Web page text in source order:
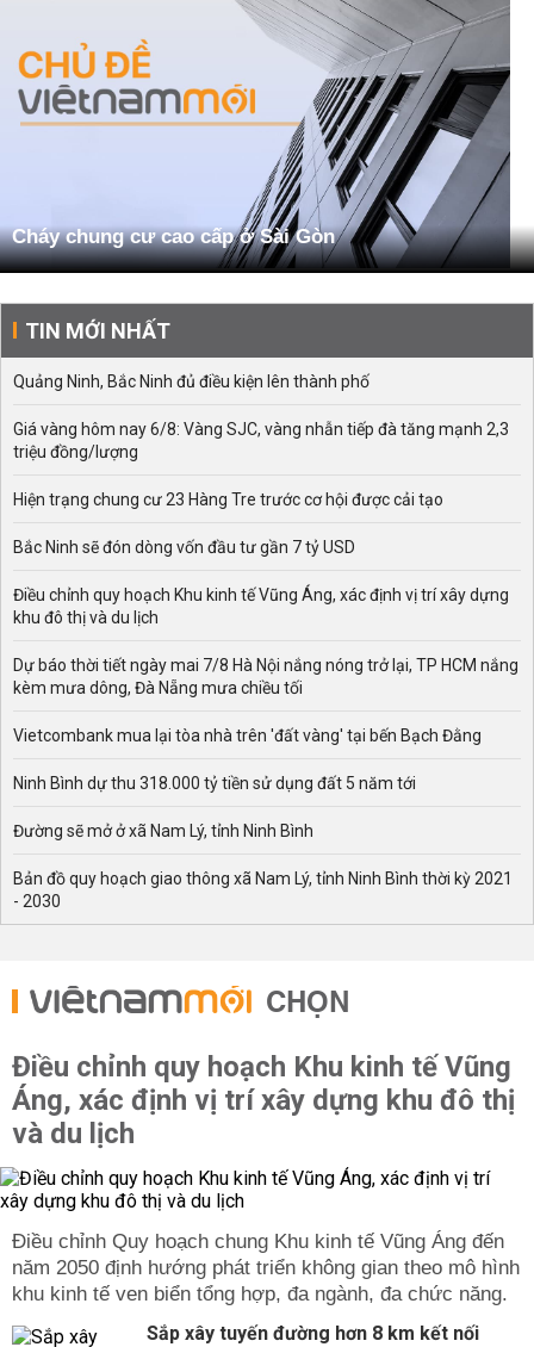
Cháy chung cư cao cấp ở Sài Gòn
TIN MỚI NHẤT
Quảng Ninh, Bắc Ninh đủ điều kiện lên thành phố
Giá vàng hôm nay 6/8: Vàng SJC, vàng nhẫn tiếp đà tăng mạnh 2,3
triệu đồng/lượng
Hiện trạng chung cư 23 Hàng Tre trước cơ hội được cải tạo
Bắc Ninh sẽ đón dòng vốn đầu tư gần 7 tỷ USD
Điều chỉnh quy hoạch Khu kinh tế Vũng Áng, xác định vị trí xây dựng
khu đô thị và du lịch
Dự báo thời tiết ngày mai 7/8 Hà Nội nắng nóng trở lại, TP HCM nắng
kèm mưa dông, Đà Nẵng mưa chiều tối
Vietcombank mua lại tòa nhà trên 'đất vàng' tại bến Bạch Đằng
Ninh Bình dự thu 318.000 tỷ tiền sử dụng đất 5 năm tới
Đường sẽ mở ở xã Nam Lý, tỉnh Ninh Bình
Bản đồ quy hoạch giao thông xã Nam Lý, tỉnh Ninh Bình thời kỳ 2021
- 2030
CHỌN
Điều chỉnh quy hoạch Khu kinh tế Vũng
Áng, xác định vị trí xây dựng khu đô thị
và du lịch
Điều chỉnh Quy hoạch chung Khu kinh tế Vũng Áng đến
năm 2050 định hướng phát triển không gian theo mô hình
khu kinh tế ven biển tổng hợp, đa ngành, đa chức năng.
Sắp xây tuyến đường hơn 8 km kết nối